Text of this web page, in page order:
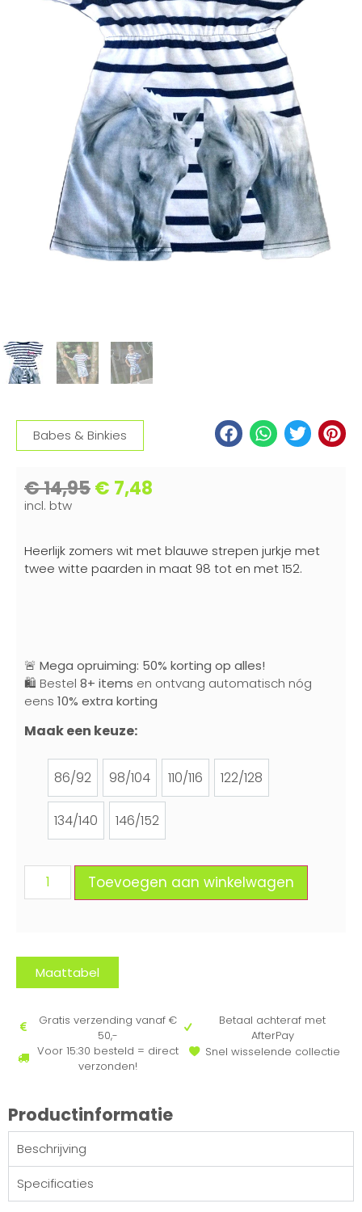
Babes & Binkies
€14,95€ 7,48
incl. btw
Heerlijk zomers wit met blauwe strepen jurkje met
twee witte paarden in maat 98 tot en met 152.
🚨 Mega opruiming: 50% korting op alles!
🛍️ Bestel 8+ items en ontvang automatisch nóg
eens 10% extra korting
Maak een keuze:
86/92
86/92
98/104 110/116
110/116
122/128
122/128
134/140
134/140
146/152
146/152
Toevoegen aan winkelwagen
Maattabel
Gratis verzending vanaf €
50,-
Voor 15:30 besteld = direct
verzonden!
Betaal achteraf met
AfterPay
Snel wisselende collectie
Productinformatie
Beschrijving
Specificaties